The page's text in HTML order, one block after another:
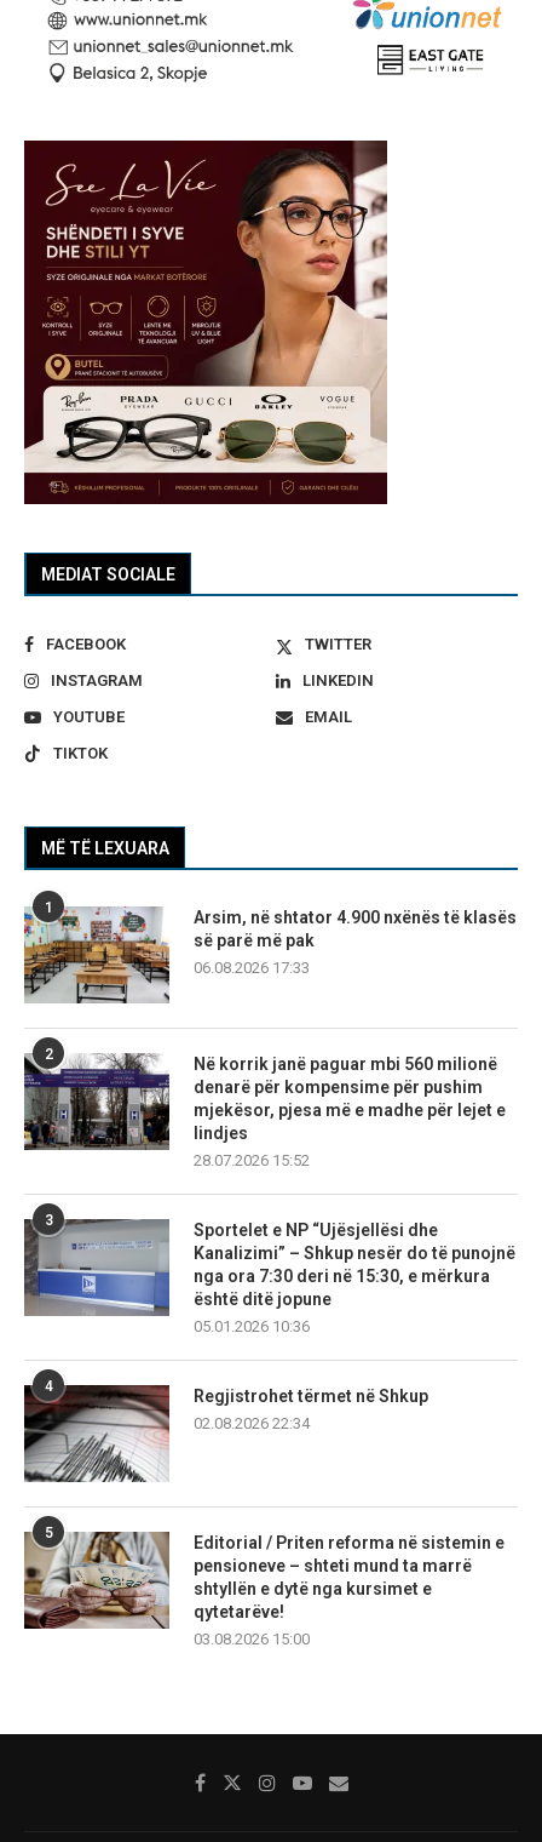
MEDIAT SOCIALE
FACEBOOK
TWITTER
INSTAGRAM
LINKEDIN
YOUTUBE
EMAIL
TIKTOK
MË TË LEXUARA
1
Arsim, në shtator 4.900 nxënës të klasës
së parë më pak
06.08.2026 17:33
2
Në korrik janë paguar mbi 560 milionë
denarë për kompensime për pushim
mjekësor, pjesa më e madhe për lejet e
lindjes
28.07.2026 15:52
3
Sportelet e NP “Ujësjellësi dhe
Kanalizimi” – Shkup nesër do të punojnë
nga ora 7:30 deri në 15:30, e mërkura
është ditë jopune
05.01.2026 10:36
4
Regjistrohet tërmet në Shkup
02.08.2026 22:34
5
Editorial / Priten reforma në sistemin e
pensioneve – shteti mund ta marrë
shtyllën e dytë nga kursimet e
qytetarëve!
03.08.2026 15:00